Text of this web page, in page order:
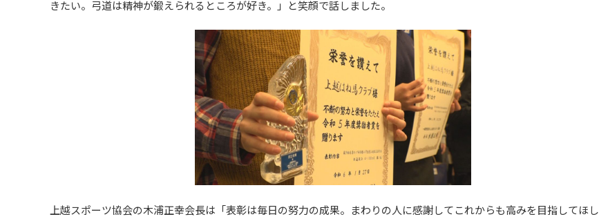
きたい。弓道は精神が鍛えられるところが好き。」と笑顔で話しました。
上越スポーツ協会の木浦正幸会長は「表彰は毎日の努力の成果。まわりの人に感謝してこれからも高みを目指してほし